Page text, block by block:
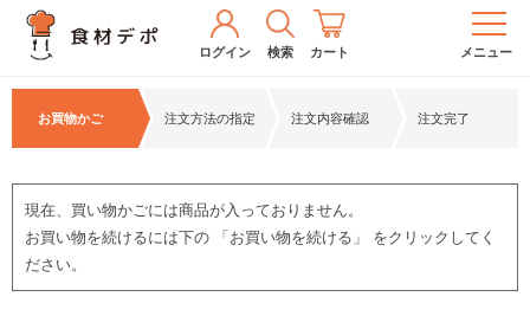
ログイン 検索 カート メニュー
お買物かご 注文方法の指定 注文内容確認 注文完了
現在、買い物かごには商品が入っておりません。
お買い物を続けるには下の 「お買い物を続ける」 をクリックしてく
ださい。